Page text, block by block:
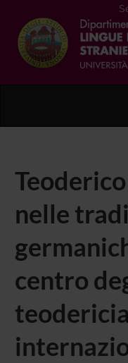
nelle
centro